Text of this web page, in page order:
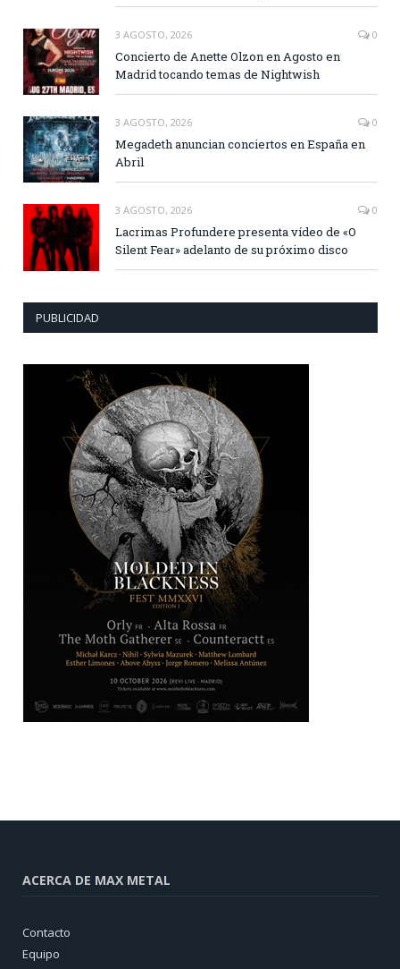
3 AGOSTO, 2026 0
Concierto de Anette Olzon en Agosto en
Madrid tocando temas de Nightwish
3 AGOSTO, 2026 0
Megadeth anuncian conciertos en España en
Abril
3 AGOSTO, 2026 0
Lacrimas Profundere presenta vídeo de «O
Silent Fear» adelanto de su próximo disco
PUBLICIDAD
ACERCA DE MAX METAL
Contacto
Equipo